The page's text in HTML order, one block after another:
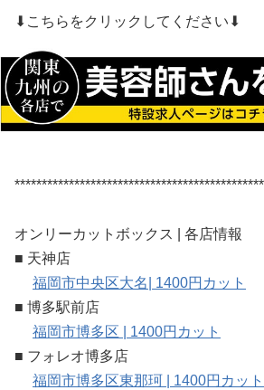
⬇︎こちらをクリックしてください⬇︎
オンリーカットボックス | 各店情報
■ 天神店
福岡市中央区大名| 1400円カット
■ 博多駅前店
福岡市博多区 | 1400円カット
■ フォレオ博多店
福岡市博多区東那珂 | 1400円カット